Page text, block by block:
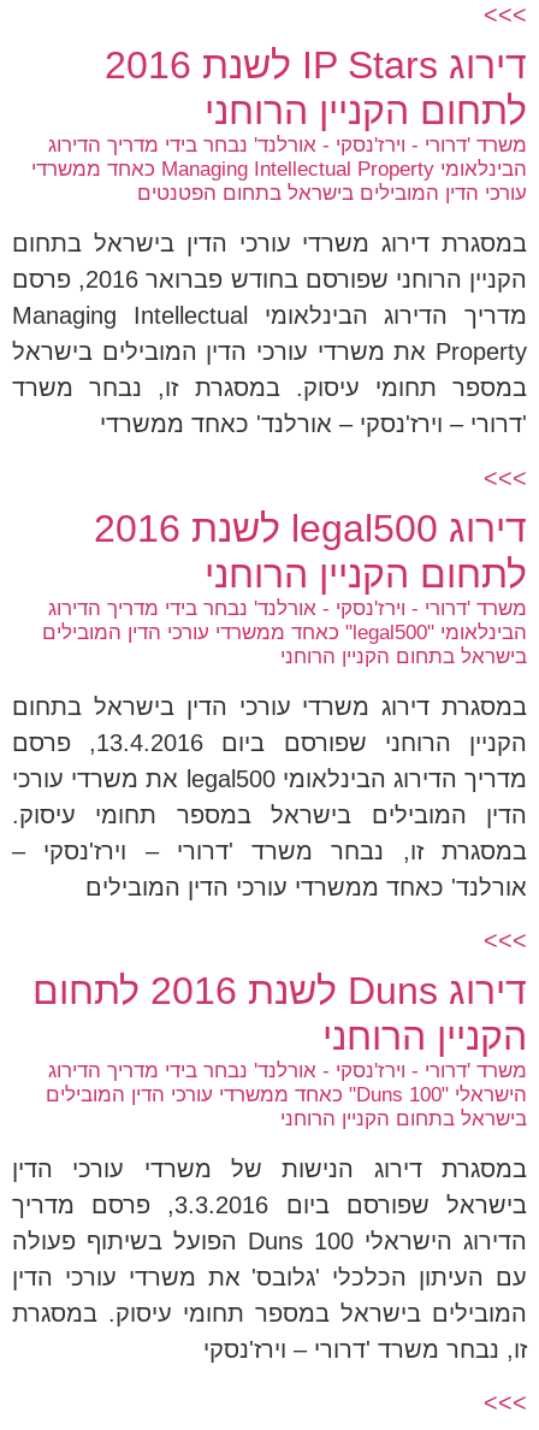
>>>
דירוג IP Stars לשנת 2016
לתחום הקניין הרוחני
משרד 'דרורי - וירז'נסקי - אורלנד' נבחר בידי מדריך הדירוג
הבינלאומי Managing Intellectual Property כאחד ממשרדי
עורכי הדין המובילים בישראל בתחום הפטנטים
במסגרת דירוג משרדי עורכי הדין בישראל בתחום
הקניין הרוחני שפורסם בחודש פברואר 2016, פרסם
מדריך הדירוג הבינלאומי Managing Intellectual
Property את משרדי עורכי הדין המובילים בישראל
במספר תחומי עיסוק. במסגרת זו, נבחר משרד
'דרורי – וירז'נסקי – אורלנד' כאחד ממשרדי
>>>
דירוג legal500 לשנת 2016
לתחום הקניין הרוחני
משרד 'דרורי - וירז'נסקי - אורלנד' נבחר בידי מדריך הדירוג
הבינלאומי "legal500" כאחד ממשרדי עורכי הדין המובילים
בישראל בתחום הקניין הרוחני
במסגרת דירוג משרדי עורכי הדין בישראל בתחום
הקניין הרוחני שפורסם ביום 13.4.2016, פרסם
מדריך הדירוג הבינלאומי legal500 את משרדי עורכי
הדין המובילים בישראל במספר תחומי עיסוק.
במסגרת זו, נבחר משרד 'דרורי – וירז'נסקי –
אורלנד' כאחד ממשרדי עורכי הדין המובילים
>>>
דירוג Duns לשנת 2016 לתחום
הקניין הרוחני
משרד 'דרורי - וירז'נסקי - אורלנד' נבחר בידי מדריך הדירוג
הישראלי "Duns 100" כאחד ממשרדי עורכי הדין המובילים
בישראל בתחום הקניין הרוחני
במסגרת דירוג הנישות של משרדי עורכי הדין
בישראל שפורסם ביום 3.3.2016, פרסם מדריך
הדירוג הישראלי Duns 100 הפועל בשיתוף פעולה
עם העיתון הכלכלי 'גלובס' את משרדי עורכי הדין
המובילים בישראל במספר תחומי עיסוק. במסגרת
זו, נבחר משרד 'דרורי – וירז'נסקי
>>>